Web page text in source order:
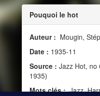
Pouquoi le hot
Auteur : Mougin,
Date : 1935-11
Source : Jazz Hot, no
1935)
Mots clés :Jazz,